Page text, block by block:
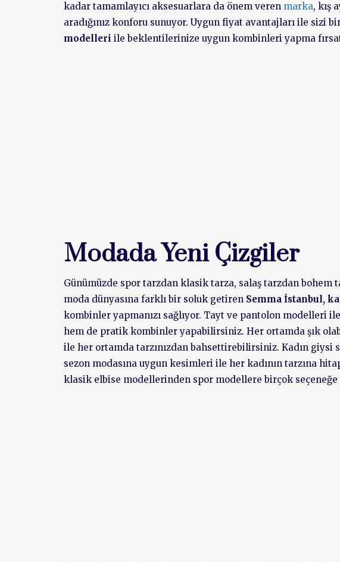
kadar tamamlayıcı aksesuarlara da önem veren marka, kış
aradığınız konforu sunuyor. Uygun fiyat avantajları ile sizi
modelleri ile beklentilerinize uygun kombinleri yapma
Modada Yeni Çizgiler
Günümüzde spor tarzdan klasik tarza, salaş tarzdan
moda dünyasına farklı bir soluk getiren Semma İstanbul,
kombinler yapmanızı sağlıyor. Tayt ve pantolon modelleri
hem de pratik kombinler yapabilirsiniz. Her ortamda şık
ile her ortamda tarzınızdan bahsettirebilirsiniz. Kadın
sezon modasına uygun kesimleri ile her kadının tarzına
klasik elbise modellerinden spor modellere birçok